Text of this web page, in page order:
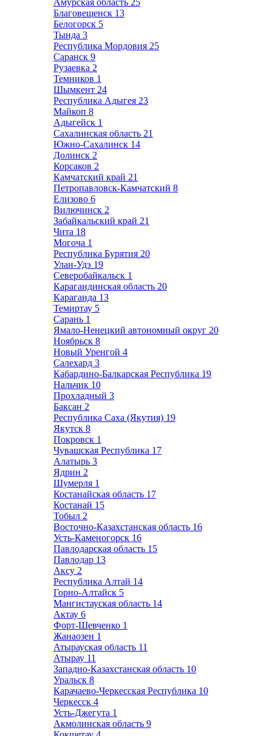
Амурская область 25
Благовещенск 13
Белогорск 5
Тында 3
Республика Мордовия 25
Саранск 9
Рузаевка 2
Темников 1
Шымкент 24
Республика Адыгея 23
Майкоп 8
Адыгейск 1
Сахалинская область 21
Южно-Сахалинск 14
Долинск 2
Корсаков 2
Камчатский край 21
Петропавловск-Камчатский 8
Елизово 6
Вилючинск 2
Забайкальский край 21
Чита 18
Могоча 1
Республика Бурятия 20
Улан-Удэ 19
Северобайкальск 1
Карагандинская область 20
Караганда 13
Темиртау 5
Сарань 1
Ямало-Ненецкий автономный округ 20
Ноябрьск 8
Новый Уренгой 4
Салехард 3
Кабардино-Балкарская Республика 19
Нальчик 10
Прохладный 3
Баксан 2
Республика Саха (Якутия) 19
Якутск 8
Покровск 1
Чувашская Республика 17
Алатырь 3
Ядрин 2
Шумерля 1
Костанайская область 17
Костанай 15
Тобыл 2
Восточно-Казахстанская область 16
Усть-Каменогорск 16
Павлодарская область 15
Павлодар 13
Аксу 2
Республика Алтай 14
Горно-Алтайск 5
Мангистауская область 14
Актау 6
Форт-Шевченко 1
Жанаозен 1
Атырауская область 11
Атырау 11
Западно-Казахстанская область 10
Уральск 8
Карачаево-Черкесская Республика 10
Черкесск 4
Усть-Джегута 1
Акмолинская область 9